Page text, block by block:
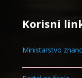
Korisni
Ministarstvo